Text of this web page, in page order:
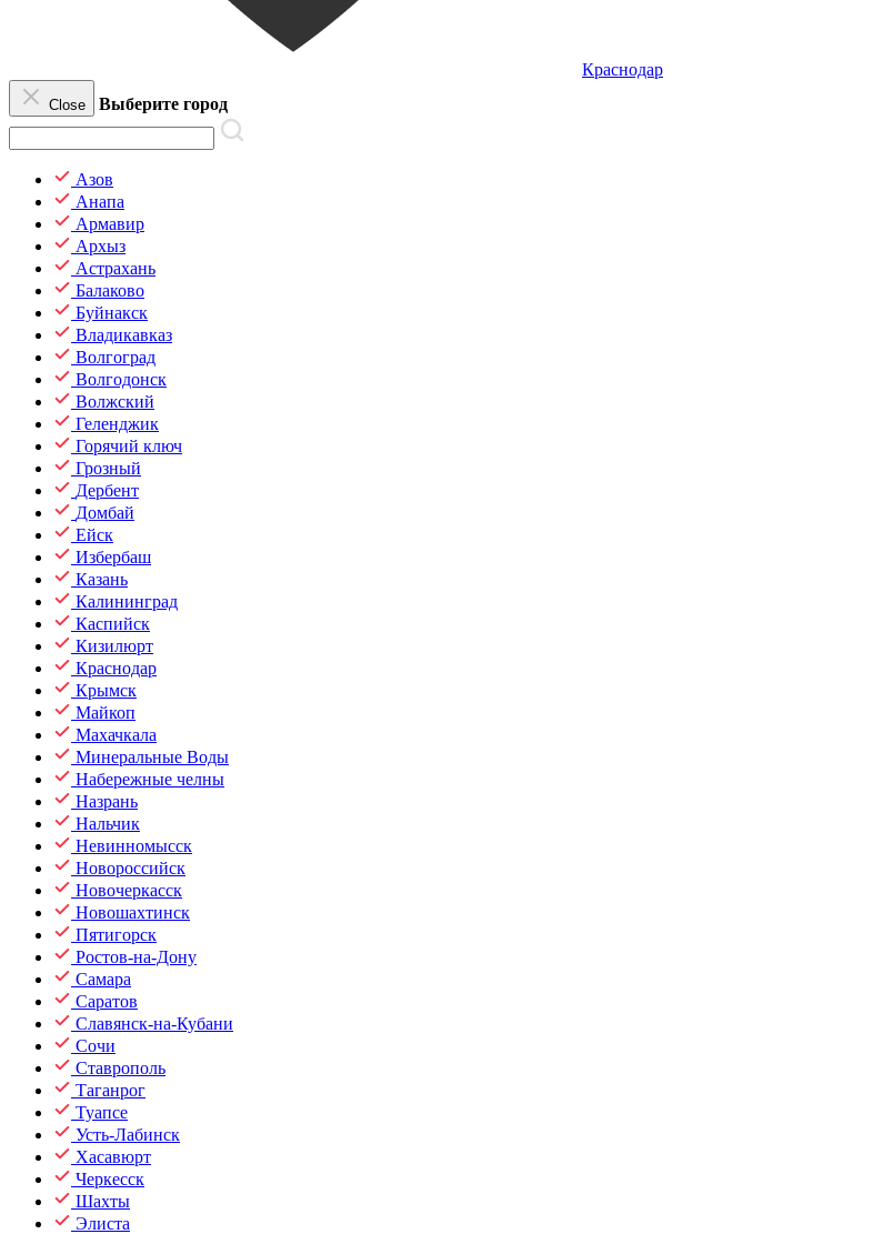
Краснодар
Close Выберите город
Азов
Анапа
Армавир
Архыз
Астрахань
Балаково
Буйнакск
Владикавказ
Волгоград
Волгодонск
Волжский
Геленджик
Горячий ключ
Грозный
Дербент
Домбай
Ейск
Избербаш
Казань
Калининград
Каспийск
Кизилюрт
Краснодар
Крымск
Майкоп
Махачкала
Минеральные Воды
Набережные челны
Назрань
Нальчик
Невинномысск
Новороссийск
Новочеркасск
Новошахтинск
Пятигорск
Ростов-на-Дону
Самара
Саратов
Славянск-на-Кубани
Сочи
Ставрополь
Таганрог
Туапсе
Усть-Лабинск
Хасавюрт
Черкесск
Шахты
Элиста